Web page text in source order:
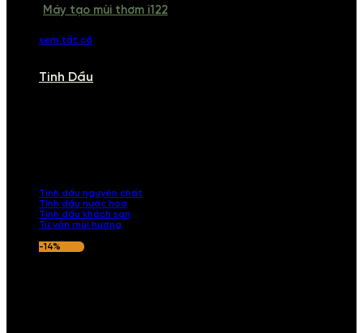
Máy tạo mùi thơm i122
xem tất cả
Tinh Dầu
Tinh dầu nguyên chất
Tinh dầu nước hoa
Tinh dầu khách sạn
Tư vấn mùi hương
-14%